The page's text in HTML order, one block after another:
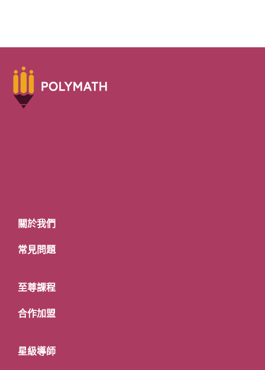
關於我們
常見問題
至尊課程
合作加盟
星級導師